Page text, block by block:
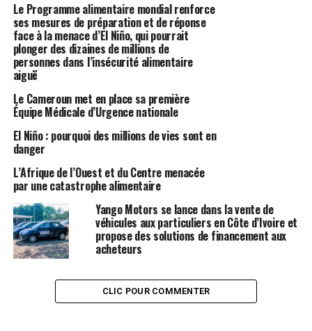
Le Programme alimentaire mondial renforce
ses mesures de préparation et de réponse
face à la menace d’El Niño, qui pourrait
plonger des dizaines de millions de
personnes dans l’insécurité alimentaire
aiguë
Le Cameroun met en place sa première
Équipe Médicale d’Urgence nationale
El Niño : pourquoi des millions de vies sont en
danger
L’Afrique de l’Ouest et du Centre menacée
par une catastrophe alimentaire
Yango Motors se lance dans la vente de
véhicules aux particuliers en Côte d’Ivoire et
propose des solutions de financement aux
acheteurs
CLIC POUR COMMENTER